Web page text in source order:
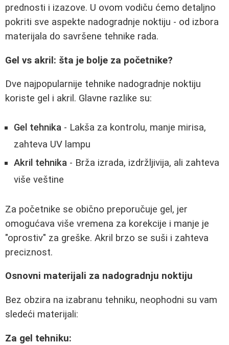
prednosti i izazove. U ovom vodiču ćemo detaljno
pokriti sve aspekte nadogradnje noktiju - od izbora
materijala do savršene tehnike rada.
Gel vs akril: šta je bolje za početnike?
Dve najpopularnije tehnike nadogradnje noktiju
koriste gel i akril. Glavne razlike su:
Gel tehnika - Lakša za kontrolu, manje mirisa,
zahteva UV lampu
Akril tehnika - Brža izrada, izdržljivija, ali zahteva
više veštine
Za početnike se obično preporučuje gel, jer
omogućava više vremena za korekcije i manje je
"oprostiv" za greške. Akril brzo se suši i zahteva
preciznost.
Osnovni materijali za nadogradnju noktiju
Bez obzira na izabranu tehniku, neophodni su vam
sledeći materijali:
Za gel tehniku: